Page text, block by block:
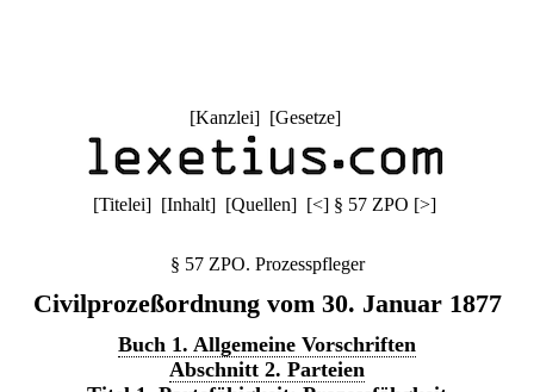
[Kanzlei] [Gesetze]
[Titelei] [Inhalt] [Quellen] [<] § 57 ZPO [>]
§ 57 ZPO. Prozesspfleger
Civilprozeßordnung vom 30. Januar 1877
Buch 1. Allgemeine Vorschriften
Abschnitt 2. Parteien